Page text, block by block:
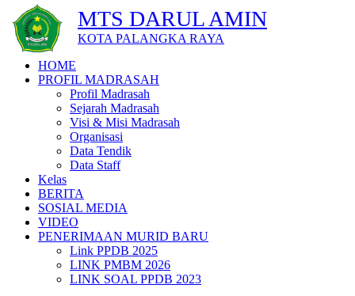
MTS DARUL AMIN
KOTA PALANGKA RAYA
HOME
PROFIL MADRASAH
Profil Madrasah
Sejarah Madrasah
Visi & Misi Madrasah
Organisasi
Data Tendik
Data Staff
Kelas
BERITA
SOSIAL MEDIA
VIDEO
PENERIMAAN MURID BARU
Link PPDB 2025
LINK PMBM 2026
LINK SOAL PPDB 2023